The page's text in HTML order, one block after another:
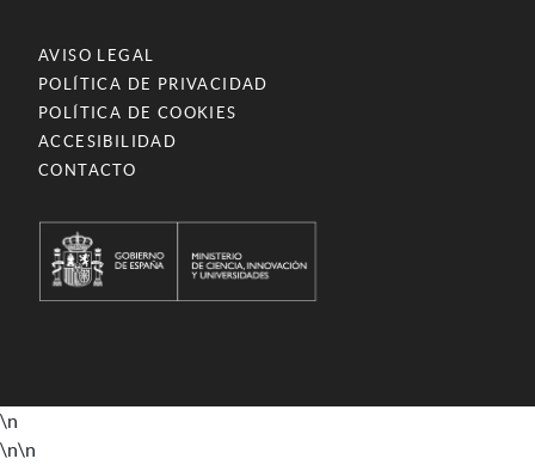
AVISO LEGAL
POLÍTICA DE PRIVACIDAD
POLÍTICA DE COOKIES
ACCESIBILIDAD
CONTACTO
\n
\n\n